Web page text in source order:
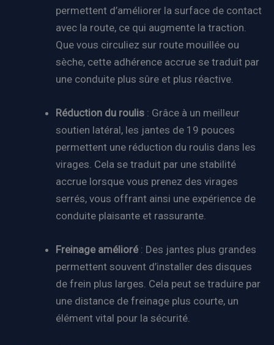
permettent d’améliorer la surface de contact
avec la route, ce qui augmente la traction.
Que vous circuliez sur route mouillée ou
sèche, cette adhérence accrue se traduit par
une conduite plus sûre et plus réactive.
Réduction du roulis : Grâce à un meilleur
soutien latéral, les jantes de 19 pouces
permettent une réduction du roulis dans les
virages. Cela se traduit par une stabilité
accrue lorsque vous prenez des virages
serrés, vous offrant ainsi une expérience de
conduite plaisante et rassurante.
Freinage amélioré: Des jantes plus grandes
permettent souvent d’installer des disques
de frein plus larges. Cela peut se traduire par
une distance de freinage plus courte, un
élément vital pour la sécurité.